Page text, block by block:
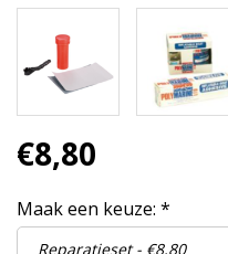
€8,80
Maak een keuze: *